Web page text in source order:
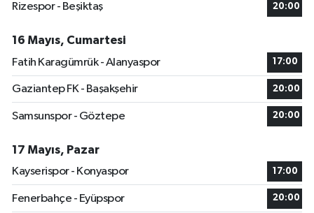
Rizespor - Beşiktaş
20:00
16 Mayıs, Cumartesi
Fatih Karagümrük - Alanyaspor
17:00
Gaziantep FK - Başakşehir 20:00
Samsunspor - Göztepe 20:00
17 Mayıs, Pazar
Kayserispor - Konyaspor
17:00
Fenerbahçe - Eyüpspor 20:00